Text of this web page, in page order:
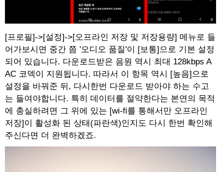
[프로필]->[설정]->[오프라인 저장 및 저장용량] 메뉴로 들
어가보시면 중간 쯤 '오디오 품질'이 [보통]으로 기본 설정
되어 있습니다. 다운로드받은 음원 역시 최대 128kbps A
AC 코덱이 지원됩니다. 따라서 이 항목 역시 [높음]으로
설정을 바꿔준 뒤, 다시한번 다운로드 받아야 하는 수고
는 들여야합니다. 특히 데이터를 절약한다는 본연의 목적
에 충실하려면 그 위에 있는 [wi-fi를 통해서만 오프라인
저장]이 활성화 된 상태(파란색)인지도 다시 한번 확인해
주신다면 더 완벽하겠죠.